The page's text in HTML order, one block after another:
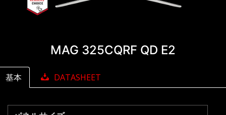
MAG 325CQRF QD E2
基本 DATASHEET